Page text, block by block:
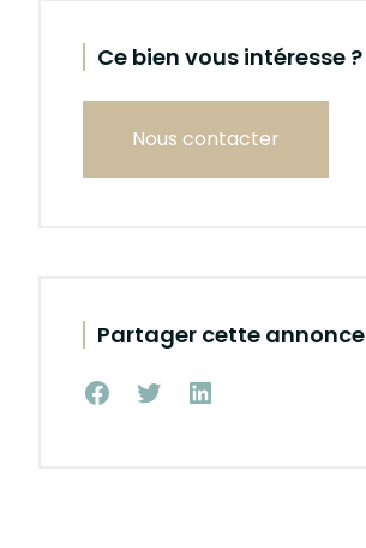
Ce bien vous intéresse ?
Nous contacter
Partager cette annonce
PartagerPartager